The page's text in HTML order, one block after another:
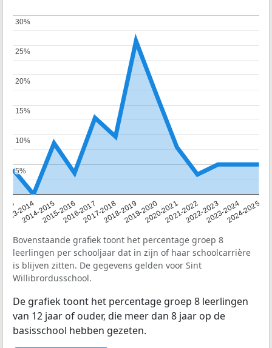
2013-20142014-20152015-20162016-20172017-20182018-20192019-20202020-20212021-20222022-20232023-20242024-2025
5%
5%
10%
10%
15%
15%
20%
20%
25%
25%
30%
30%
Bovenstaande grafiek toont het percentage groep 8
leerlingen per schooljaar dat in zijn of haar schoolcarrière
is blijven zitten. De gegevens gelden voor Sint
Willibrordusschool.
De grafiek toont het percentage groep 8 leerlingen
van 12 jaar of ouder, die meer dan 8 jaar op de
basisschool hebben gezeten.